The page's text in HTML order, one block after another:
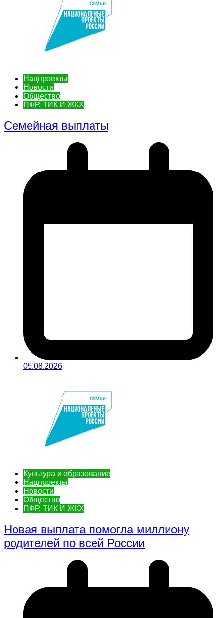
Нацпроекты
Новости
Общество
ПФР, ТИК И ЖКХ
Семейная выплаты
05.08.2026
Культура и образование
Нацпроекты
Новости
Общество
ПФР, ТИК И ЖКХ
Новая выплата помогла миллиону
родителей по всей России